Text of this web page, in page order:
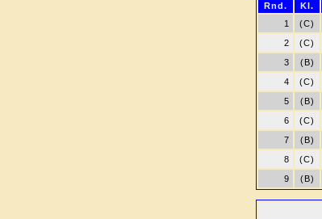
Rnd. Kl.
1
(C)
2
(C)
3
(B)
4
(C)
5
(B)
6
(C)
7
(B)
8
(C)
9
(B)